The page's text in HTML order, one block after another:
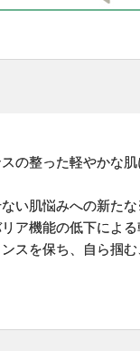
の整った軽やかな
い肌悩みへの新たな
ア機能の低下による
スを保ち、自ら掴む